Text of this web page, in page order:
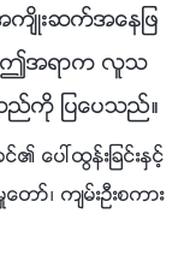
အက်ိဳးဆက္အေနျဖ
ဤအရာက လူသ
ည္ကို ျပေပသည္။
ေပၚထြန္းျခင္းႏွင့္
ေတာ္၊ က်မ္းဦးစကား